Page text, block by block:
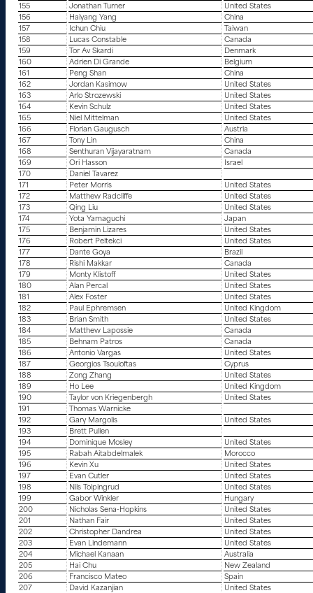
155
Jonathan Turner
United States
156
Haiyang Yang
China
157
Ichun Chiu
Taiwan
158
Lucas Constable
Canada
159
Tor Av Skardi
Denmark
160
Adrien Di Grande
Belgium
161
Peng Shan
China
162
Jordan Kasimow
United States
163
Arlo Strozewski
United States
164
Kevin Schulz
United States
165
Niel Mittelman
United States
166
Florian Gaugusch
Austria
167
Tony Lin
China
168
Senthuran Vijayaratnam
Canada
169
Ori Hasson
Israel
170
Daniel Tavarez
171
Peter Morris
United States
172
Matthew Radcliffe
United States
173
Qing Liu
United States
174
Yota Yamaguchi
Japan
175
Benjamin Lizares
United States
176
Robert Peltekci
United States
177
Dante Goya
Brazil
178
Rishi Makkar
Canada
179
Monty Klistoff
United States
180
Alan Percal
United States
181
Alex Foster
United States
182
Paul Ephremsen
United Kingdom
183
Brian Smith
United States
184
Matthew Lapossie
Canada
185
Behnam Patros
Canada
186
Antonio Vargas
United States
187
Georgios Tsouloftas
Cyprus
188
Zong Zhang
United States
189
Ho Lee
United Kingdom
190
Taylor von Kriegenbergh
United States
191
Thomas Warnicke
192
Gary Margolis
United States
193
Brett Pullen
194
Dominique Mosley
United States
195
Rabah Aitabdelmalek
Morocco
196
Kevin Xu
United States
197
Evan Cutler
United States
198
Nils Tolpingrud
United States
199
Gabor Winkler
Hungary
200
Nicholas Sena-Hopkins
United States
201
Nathan Fair
United States
202
Christopher Dandrea
United States
203
Evan Lindemann
United States
204
Michael Kanaan
Australia
205
Hai Chu
New Zealand
206
Francisco Mateo
Spain
207
David Kazanjian
United States